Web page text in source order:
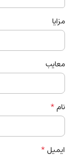
مزایا
معایب
نام*
ایمیل*